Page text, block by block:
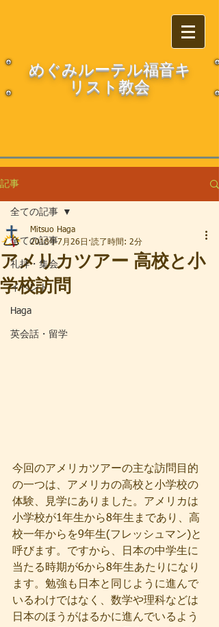
​​めぐみルーテル福音キ
リスト教会
記事
全ての記事
礼拝・集会
イベント
Haga
英会話・留学
全ての記事
アメリカツアー 高校と小
学校訪問
Mitsuo Haga
2018年7月26日 読了時間: 2分
今回のアメリカツアーの主な訪問目的
の一つは、アメリカの高校と小学校の
体験、見学にありました。アメリカは
小学校が1年生から8年生まであり、高
校一年からを9年生(フレッシュマン)と
呼びます。ですから、日本の中学生に
当たる時期が6から8年生あたりになり
ます。勉強も日本と同じように進んで
いるわけではなく、数学や理科などは
日本のほうがはるかに進んでいるよう